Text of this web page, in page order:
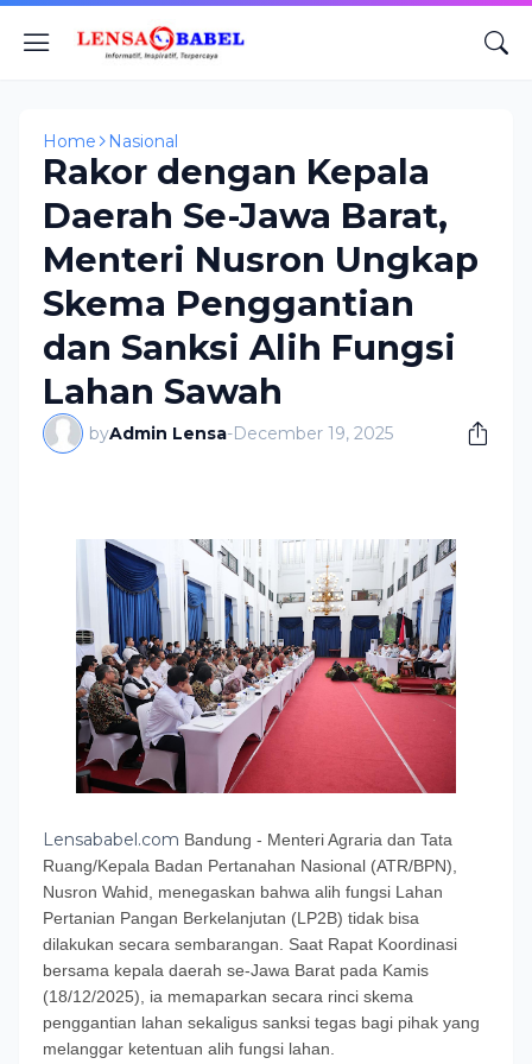
Home Nasional
Rakor dengan Kepala
Daerah Se-Jawa Barat,
Menteri Nusron Ungkap
Skema Penggantian
dan Sanksi Alih Fungsi
Lahan Sawah
byAdmin Lensa-December 19, 2025
Lensababel.com Bandung - Menteri Agraria dan Tata
Ruang/Kepala Badan Pertanahan Nasional (ATR/BPN),
Nusron Wahid, menegaskan bahwa alih fungsi Lahan
Pertanian Pangan Berkelanjutan (LP2B) tidak bisa
dilakukan secara sembarangan. Saat Rapat Koordinasi
bersama kepala daerah se-Jawa Barat pada Kamis
(18/12/2025), ia memaparkan secara rinci skema
penggantian lahan sekaligus sanksi tegas bagi pihak yang
melanggar ketentuan alih fungsi lahan.